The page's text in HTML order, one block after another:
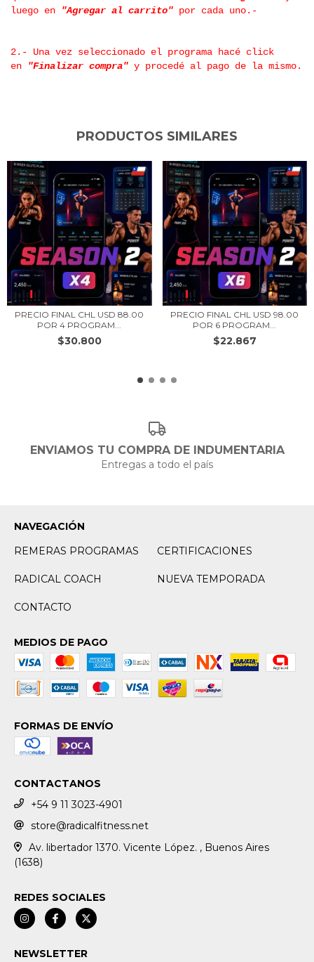
luego en
"Agregar al carrito" por cada uno.-
2.- Una vez seleccionado el programa hacé click
en
"Finalizar compra" y procedé al pago de la mismo.
PRODUCTOS SIMILARES
PRECIO FINAL CHL USD 88.00
POR 4 PROGRAM...
$30.800
PRECIO FINAL CHL USD 98.00
POR 6 PROGRAM...
$22.867
ENVIAMOS TU COMPRA DE INDUMENTARIA
Entregas a todo el país
NAVEGACIÓN
REMERAS PROGRAMAS
CERTIFICACIONES
RADICAL COACH NUEVA TEMPORADA
CONTACTO
MEDIOS DE PAGO
FORMAS DE ENVÍO
CONTACTANOS
+54 9 11 3023-4901
store@radicalfitness.net
Av. libertador 1370. Vicente López. , Buenos Aires
(1638)
REDES SOCIALES
NEWSLETTER